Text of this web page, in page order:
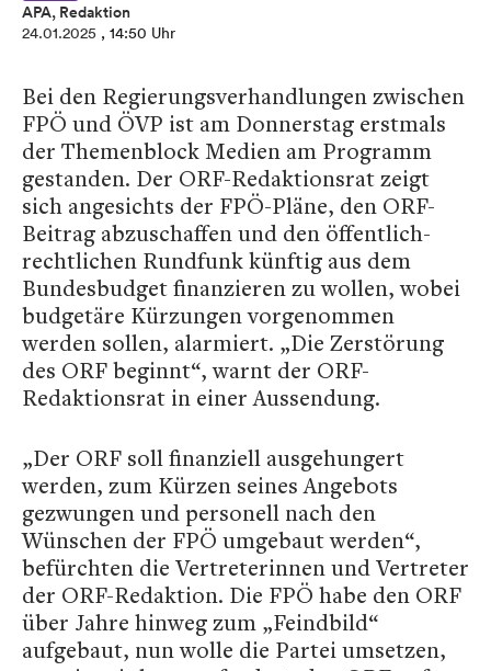
APA, Redaktion
24.01.2025 , 14:50 Uhr
Bei den Regierungsverhandlungen zwischen
FPÖ und ÖVP ist am Donnerstag erstmals
der Themenblock Medien am Programm
gestanden. Der ORF-Redaktionsrat zeigt
sich angesichts der FPÖ-Pläne, den ORF-
Beitrag abzuschaffen und den öffentlich-
rechtlichen Rundfunk künftig aus dem
Bundesbudget finanzieren zu wollen, wobei
budgetäre Kürzungen vorgenommen
werden sollen, alarmiert. „Die Zerstörung
des ORF beginnt“, warnt der ORF-
Redaktionsrat in einer Aussendung.
„Der ORF soll finanziell ausgehungert
werden, zum Kürzen seines Angebots
gezwungen und personell nach den
Wünschen der FPÖ umgebaut werden“,
befürchten die Vertreterinnen und Vertreter
der ORF-Redaktion. Die FPÖ habe den ORF
über Jahre hinweg zum „Feindbild“
aufgebaut, nun wolle die Partei umsetzen,